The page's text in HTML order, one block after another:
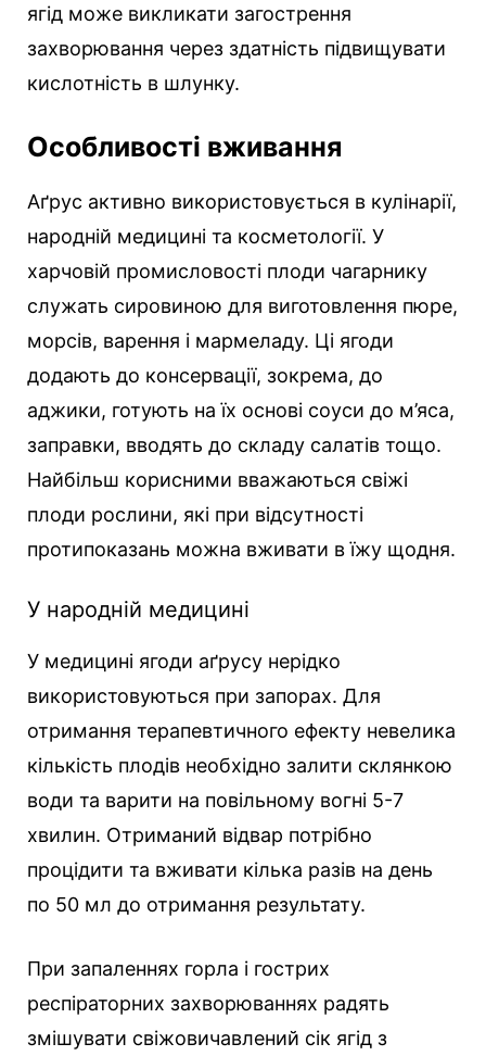
ягід може викликати загострення
захворювання через здатність підвищувати
кислотність в шлунку.
Особливості вживання
Аґрус активно використовується в кулінарії,
народній медицині та косметології. У
харчовій промисловості плоди чагарнику
служать сировиною для виготовлення пюре,
морсів, варення і мармеладу. Ці ягоди
додають до консервації, зокрема, до
аджики, готують на їх основі соуси до м’яса,
заправки, вводять до складу салатів тощо.
Найбільш корисними вважаються свіжі
плоди рослини, які при відсутності
протипоказань можна вживати в їжу щодня.
У народній медицині
У медицині ягоди аґрусу нерідко
використовуються при запорах. Для
отримання терапевтичного ефекту невелика
кількість плодів необхідно залити склянкою
води та варити на повільному вогні 5-7
хвилин. Отриманий відвар потрібно
процідити та вживати кілька разів на день
по 50 мл до отримання результату.
При запаленнях горла і гострих
респіраторних захворюваннях радять
змішувати свіжовичавлений сік ягід з